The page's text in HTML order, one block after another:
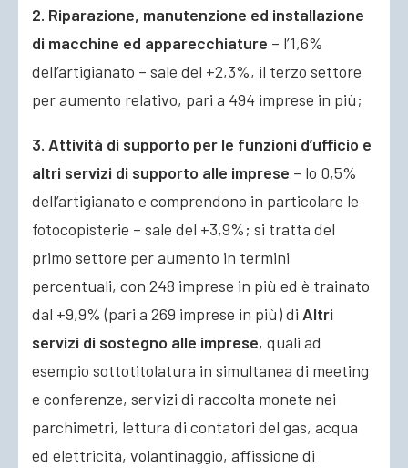
2. Riparazione, manutenzione ed installazione
di macchine ed apparecchiature – l’1,6%
dell’artigianato – sale del +2,3%, il terzo settore
per aumento relativo, pari a 494 imprese in più;
3. Attività di supporto per le funzioni d’ufficio e
altri servizi di supporto alle imprese – lo 0,5%
dell’artigianato e comprendono in particolare le
fotocopisterie – sale del +3,9%; si tratta del
primo settore per aumento in termini
percentuali, con 248 imprese in più ed è trainato
dal +9,9% (pari a 269 imprese in più) di Altri
servizi di sostegno alle imprese, quali ad
esempio sottotitolatura in simultanea di meeting
e conferenze, servizi di raccolta monete nei
parchimetri, lettura di contatori del gas, acqua
ed elettricità, volantinaggio, affissione di